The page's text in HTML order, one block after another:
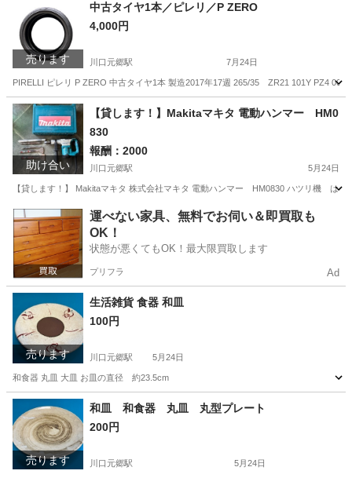
売ります
中古タイヤ1本／ピレリ／P ZERO
4,000円
川口元郷駅 7月24日
PIRELLI ピレリ P ZERO 中古タイヤ1本 製造2017年17週 265/35 ZR21 101Y PZ4
埼玉 川口市 川口元郷駅 タイヤ、ホイール ピレリ
助け合い
【貸します！】Makitaマキタ 電動ハンマー HM0
830
報酬：2000
川口元郷駅 5月24日
【貸します！】 Makitaマキタ 株式会社マキタ 電動ハンマー HM0830 ハツリ機 は
埼玉 川口市 川口元郷駅 貸したい 免許証
運べない家具、無料でお伺い＆即買取も
OK！
状態が悪くてもOK！最大限買取します
プリフラ Ad
売ります
生活雑貨 食器 和皿
100円
川口元郷駅 5月24日
和食器 丸皿 大皿 お皿の直径 約23.5cm
埼玉 川口市 川口元郷駅 食器 大皿
売ります
和皿 和食器 丸皿 丸型プレート
200円
川口元郷駅 5月24日